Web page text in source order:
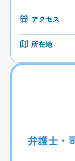
アクセス
所在地
弁護士・